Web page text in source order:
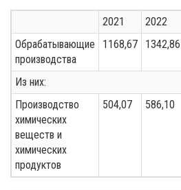
2021 2022
Обрабатывающие
производства
1168,67 1342,86
Из них:
Производство
химических
веществ и
химических
продуктов
504,07 586,10